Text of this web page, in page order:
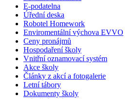
E-podatelna
Úřední deska
Robotel Homework
Enviromentální výchova EVVO
Ceny pronájmů
Hospodaření školy
Vnitřní oznamovací systém
Akce školy
Články z akcí a fotogalerie
Letní tábory
Dokumenty školy